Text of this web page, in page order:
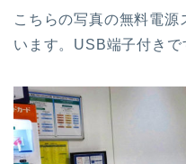
こちらの写真の無料電源
います。USB端子付きで